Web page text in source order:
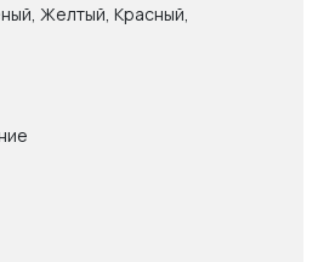
Желтый, Красный,